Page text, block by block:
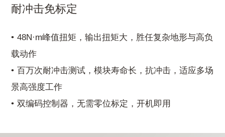
耐冲击免标定
48N·m峰值扭矩，输出扭矩大，胜任复杂地形与高负
载动作
百万次耐冲击测试，模块寿命长，抗冲击，适应多场
景高强度工作
双编码控制器，无需零位标定，开机即用